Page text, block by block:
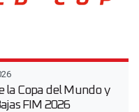
la Copa del Mundo y
FIM 2026